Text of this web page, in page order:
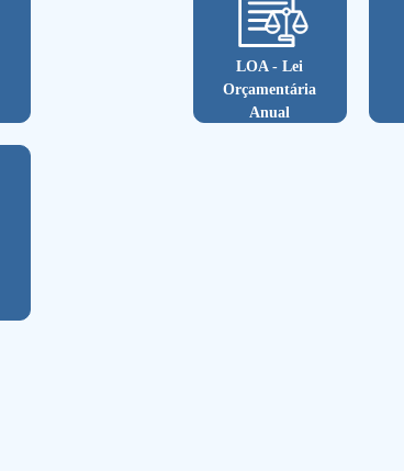
LOA - Lei
Orçamentária
Anual